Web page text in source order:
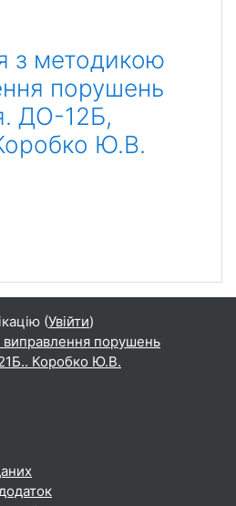
з методикою
порушень
ДО-12Б,
Ю.В.
(Увійти)
порушень
Коробко Ю.В.